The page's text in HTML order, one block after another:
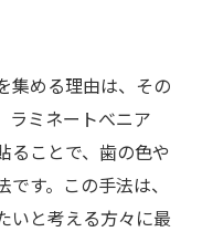
集める理由は、その
ラミネートべニア
ることで、歯の色や
す。この手法は、
いと考える方々に最